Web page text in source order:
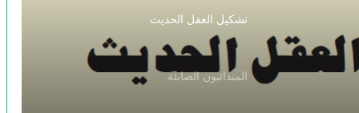
تشكيل العقل الحديث
المندائيون الصابئة